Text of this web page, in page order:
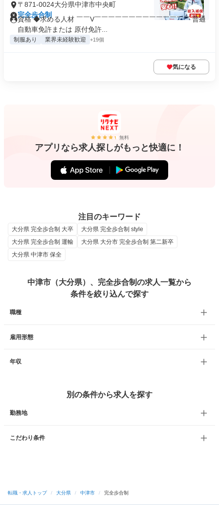
〒871-0024大分県中津市中央町
完全歩合制
資格 ◆求める人材 ￣￣V￣￣￣￣￣￣￣￣￣￣￣￣￣￣ 普通
自動車免許または 原付免許...
制服あり 業界未経験歓迎 +19個
気になる
無料
アプリなら求人探しがもっと快適に！
注目のキーワード
大分県 完全歩合制 大卒
大分県 完全歩合制 style
大分県 完全歩合制 運輸
大分県 大分市 完全歩合制 第二新卒
大分県 中津市 保全
中津市（大分県）、完全歩合制の求人一覧から
条件を絞り込んで探す
職種
雇用形態
年収
別の条件から求人を探す
勤務地
こだわり条件
転職・求人トップ / 大分県 / 中津市 / 完全歩合制